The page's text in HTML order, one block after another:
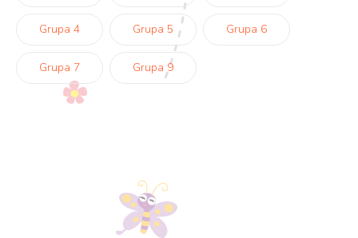
Grupa 4 Grupa 5 Grupa 6
Grupa 7 Grupa 9